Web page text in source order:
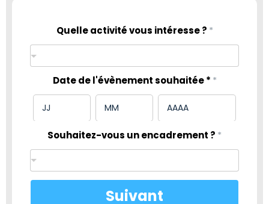
Quelle activité vous intéresse ? *
Date de l'évènement souhaitée * *
Souhaitez-vous un encadrement ? *
Suivant